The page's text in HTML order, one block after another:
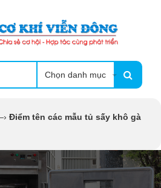
Chọn danh mục
Điểm tên các mẫu tủ sấy khô gà
NGHIỆP